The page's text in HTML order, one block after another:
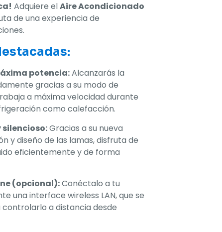
Adquiere elAire Acondicionado
de una experiencia de
potencia:Alcanzarás la
gracias a su modo de
a máxima velocidad durante
como calefacción.
silencioso:Gracias a su nueva
y diseño de las lamas, disfruta de
eficientemente y de forma
(opcional):Conéctalo a tu
una interface wireless LAN, que se
a distancia desde